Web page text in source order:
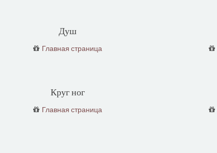
Душ
Главная страница
Круг ног
Главная страница